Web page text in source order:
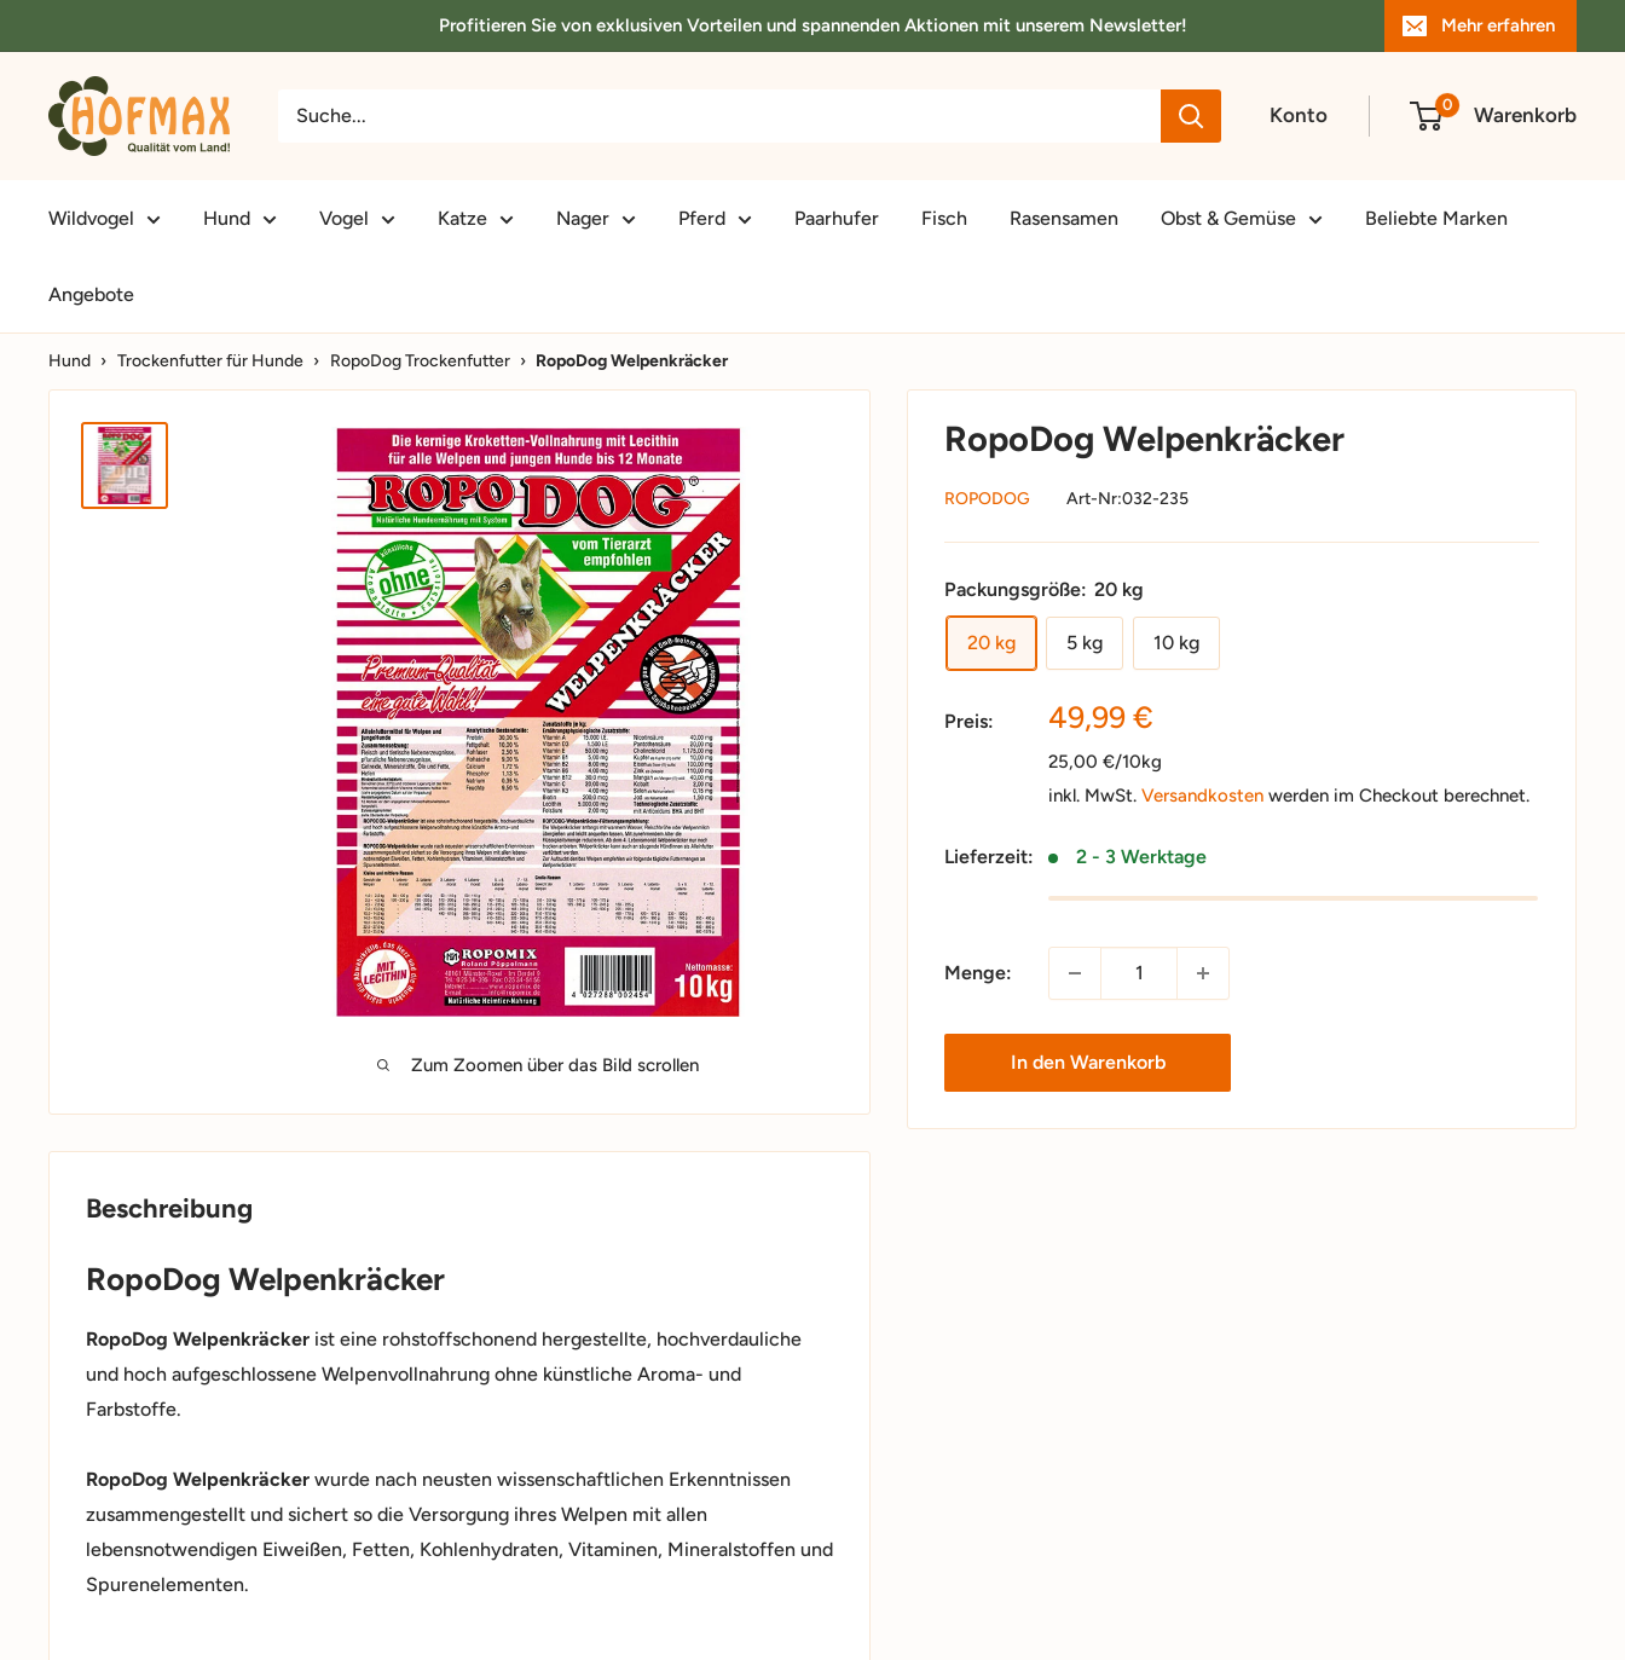
zum
Profitieren Sie von exklusiven Vorteilen und spannenden Aktionen mit unserem Newsletter! Mehr erfahren
hofmax.de
Konto 0 Warenkorb
Wildvogel Hund Vogel Katze Nager Pferd Paarhufer Fisch Rasensamen Obst & Gemüse Beliebte Marken
Angebote
Hund › Trockenfutter für Hunde › RopoDog Trockenfutter › RopoDog Welpenkräcker
Zum Zoomen über das Bild scrollen
RopoDog Welpenkräcker
ROPODOG Art-Nr:032-235
Packungsgröße: 20 kg
20 kg 5 kg 10 kg
Preis: Sonderpreis
49,99 €
25,00 €/10kg
inkl. MwSt.Versandkosten werden im Checkout berechnet.
Lieferzeit: 2 - 3 Werktage
Menge:
In den Warenkorb
Beschreibung
RopoDog Welpenkräcker
RopoDog Welpenkräcker ist eine rohstoffschonend hergestellte, hochverdauliche
und hoch aufgeschlossene Welpenvollnahrung ohne künstliche Aroma- und
Farbstoffe.
RopoDog Welpenkräcker wurde nach neusten wissenschaftlichen Erkenntnissen
zusammengestellt und sichert so die Versorgung ihres Welpen mit allen
lebensnotwendigen Eiweißen, Fetten, Kohlenhydraten, Vitaminen, Mineralstoffen und
Spurenelementen.